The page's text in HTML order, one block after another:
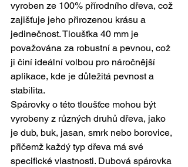
vyroben ze 100% přírodního dřeva, což
zajišťuje jeho přirozenou krásu a
jedinečnost. Tloušťka 40 mm je
považována za robustní a pevnou, což
ji činí ideální volbou pro náročnější
aplikace, kde je důležitá pevnost a
stabilita.
Spárovky o této tloušťce mohou být
vyrobeny z různých druhů dřeva, jako
je dub, buk, jasan, smrk nebo borovice,
přičemž každý typ dřeva má své
specifické vlastnosti. Dubová spárovka